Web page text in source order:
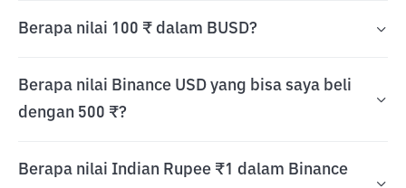
Berapa nilai 100 ₹ dalam BUSD?
Berapa nilai Binance USD yang bisa saya beli
dengan 500 ₹?
Berapa nilai Indian Rupee ₹1 dalam Binance